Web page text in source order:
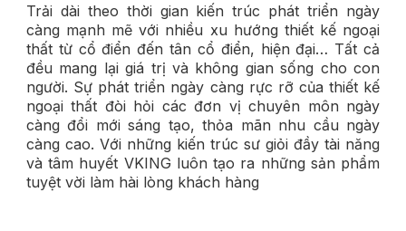
Trải dài theo thời gian kiến trúc phát triển ngày
càng mạnh mẽ với nhiều xu hướng thiết kế ngoại
thất từ cổ điển đến tân cổ điển, hiện đại… Tất cả
đều mang lại giá trị và không gian sống cho con
người. Sự phát triển ngày càng rực rỡ của thiết kế
ngoại thất đòi hỏi các đơn vị chuyên môn ngày
càng đổi mới sáng tạo, thỏa mãn nhu cầu ngày
càng cao. Với những kiến trúc sư giỏi đầy tài năng
và tâm huyết VKING luôn tạo ra những sản phẩm
tuyệt vời làm hài lòng khách hàng